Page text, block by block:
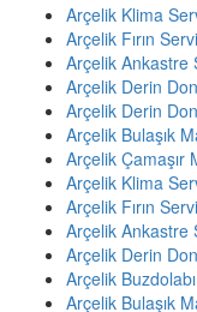
Arçelik Klima
Arçelik Fırın
Arçelik Ankastre
Arçelik Derin
Arçelik Derin
Arçelik Bulaşık
Arçelik Çamaşır
Arçelik Klima
Arçelik Fırın
Arçelik Ankastre
Arçelik Derin
Arçelik
Arçelik Bulaşık